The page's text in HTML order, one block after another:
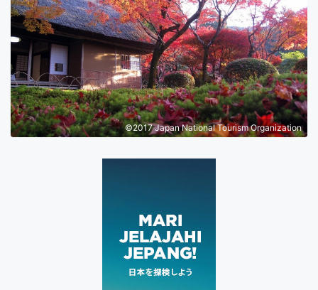
©2017 Japan National Tourism Organization